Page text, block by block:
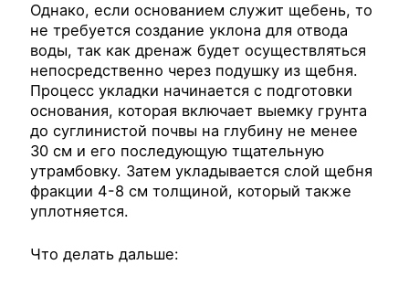
Однако, если основанием служит щебень, то
не требуется создание уклона для отвода
воды, так как дренаж будет осуществляться
непосредственно через подушку из щебня.
Процесс укладки начинается с подготовки
основания, которая включает выемку грунта
до суглинистой почвы на глубину не менее
30 см и его последующую тщательную
утрамбовку. Затем укладывается слой щебня
фракции 4-8 см толщиной, который также
уплотняется.
Что делать дальше: